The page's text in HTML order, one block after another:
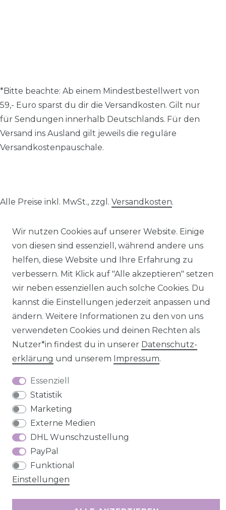
Wir nutzen Cookies auf unserer Website. Einige
von diesen sind essenziell, während andere uns
helfen, diese Website und Ihre Erfahrung zu
verbessern. Mit Klick auf "Alle akzeptieren" setzen
wir neben essenziellen auch solche Cookies. Du
kannst die Einstellungen jederzeit anpassen und
ändern. Weitere Informationen zu den von uns
verwendeten Cookies und deinen Rechten als
Nutzer*in findest du in unserer Daten­schutz­
erklärung und unserem Impressum.
Essenziell
Statistik
Marketing
Externe Medien
DHL Wunschzustellung
PayPal
Funktional
Einstellungen
*Bitte beachte: Ab einem Mindestbestellwert von
59,- Euro sparst du dir die Versandkosten. Gilt nur
für Sendungen innerhalb Deutschlands. Für den
Versand ins Ausland gilt jeweils die reguläre
Versandkostenpauschale.
Alle Preise inkl. MwSt., zzgl. Versandkosten.
Barrierefreiheitserklärung Widerrufs­recht
VERTRAG WIDERRUFEN